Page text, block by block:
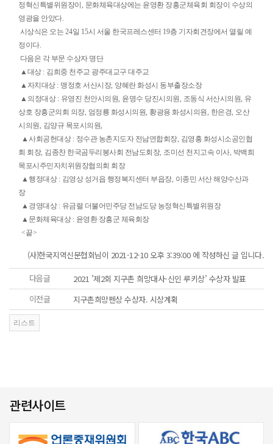
정혁신특별위원장이 , 문화체육대상에는 윤영환 장흥군체육회 회장이 수상의
영광을 안았다.
시 상식은 오는 24일 15시 서울 한국프레스센터 19층 기자회견장에서 열릴 예
정이다.
다음은 각 부문 수상자 명단
▲대상 : 김희중 천주교 광주대교구 대주교
▲ 자치대상 : 맹정호 서산시장, 양혜란 화성시 동부출장소장
▲ 의정대상 : 유영진 천안시의원, 윤명수 당진시의원, 조동식 서산시의원, 유
상호 장흥군의회 의장, 엄정룡 화성시의원, 황광용 화성시의원, 한은경, 오산
시의원, 김양규 목포시의원,
▲ 사회공헌대상 : 정수관 농촌지도자 전남연합회장, 김영흥 화성시소공인협
회 회장, 김종찬 한국곰두리봉사회 전남도회장, 조미선 천지고속 이사, 박백희
목포시주민자치위원장협의회 회장
▲ 행정대상 : 김영상 성거읍 행정복지센터 부읍장, 이종민 서산 해양수산과
장
▲ 경영대상 : 유금렬 더불어민주당 전남도당 농정혁신특별위원장
▲ 문화체육대상 : 윤영환 장흥군 체육회장
<끝>
(사)한국지역신문협회님이 2021-12-10 오후 3:39:00 에 작성하신 글 입니다.
다음글
2021 ’제2회 지구촌 희망대사-신인 루키상’ 수상자 발표
이전글
지구촌희망펜상 수상자. 시상계획
관련사이트